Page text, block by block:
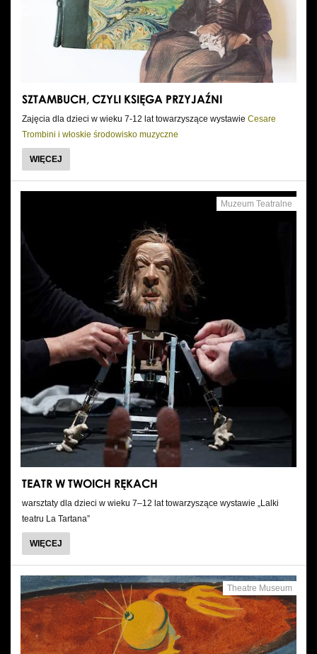
Wynajem kostiumów
Wynajem rekwizytów
Dotacje celowe
SZTAMBUCH, CZYLI KSIĘGA PRZYJAŹNI
Zajęcia dla dzieci w wieku 7-12 lat towarzyszące wystawie Cesare
Trombini i włoskie środowisko muzyczne
WIĘCEJ
Muzeum Teatralne
TEATR W TWOICH RĘKACH
warsztaty dla dzieci w wieku 7–12 lat towarzyszące wystawie „Lalki
teatru La Tartana”
WIĘCEJ
Theatre Museum